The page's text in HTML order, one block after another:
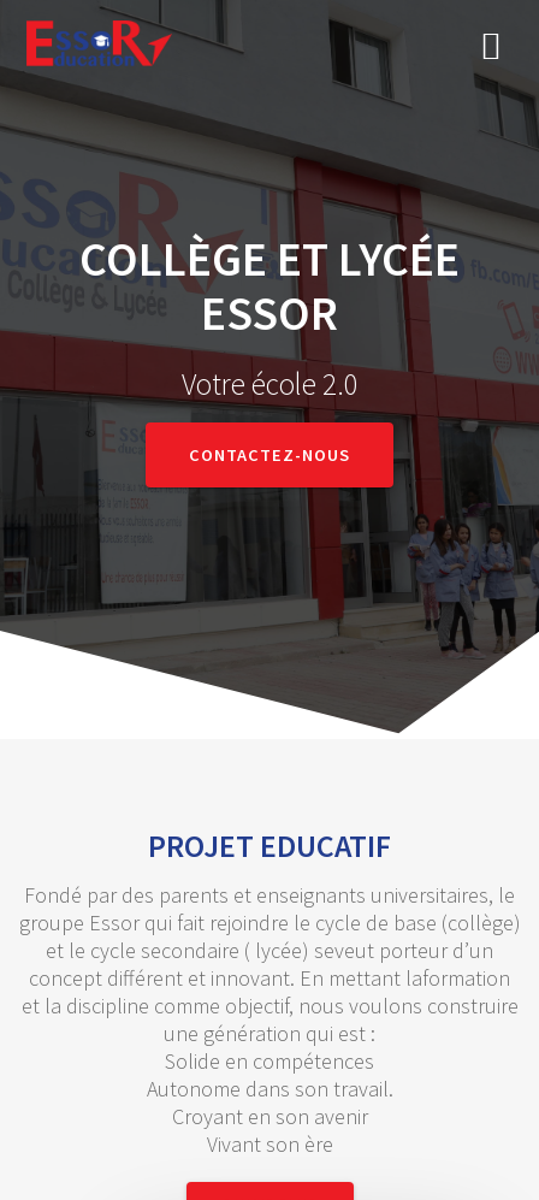
COLLÈGE ET LYCÉE
ESSOR
Votre école 2.0
CONTACTEZ-NOUS
PROJET EDUCATIF
Fondé par des parents et enseignants universitaires, le
groupe Essor qui fait rejoindre le cycle de base (collège)
et le cycle secondaire ( lycée) seveut porteur d’un
concept différent et innovant. En mettant laformation
et la discipline comme objectif, nous voulons construire
une génération qui est :
Solide en compétences
Autonome dans son travail.
Croyant en son avenir
Vivant son ère